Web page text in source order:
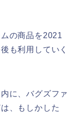
の商品を2021
も利用していく
に、バグズファ
、もしかした